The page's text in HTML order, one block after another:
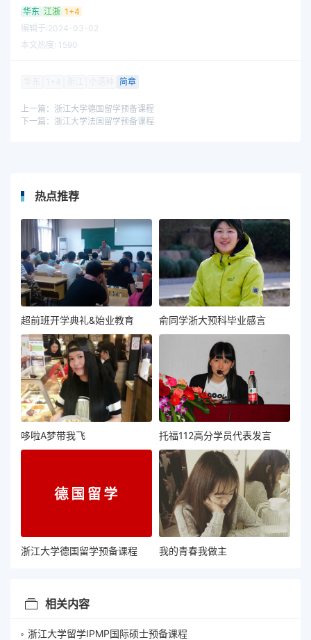
华东 江浙 1+4
编辑于:2024-03-02
本文热度: 1590
简章
上一篇： 浙江大学德国留学预备课程
下一篇： 浙江大学法国留学预备课程
热点推荐
超前班开学典礼&始业教育 俞同学浙大预科毕业感言
哆啦A梦带我飞 托福112高分学员代表发言
浙江大学德国留学预备课程 我的青春我做主
相关内容
浙江大学留学IPMP国际硕士预备课程